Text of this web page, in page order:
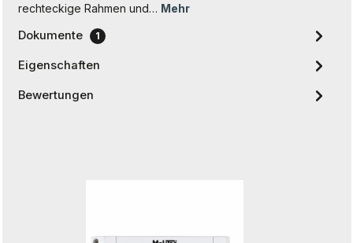
rechteckige Rahmen und… Mehr
Dokumente 1
Eigenschaften
Bewertungen